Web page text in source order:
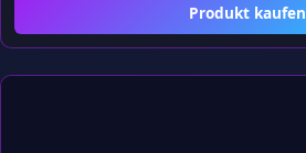
Produkt kaufen